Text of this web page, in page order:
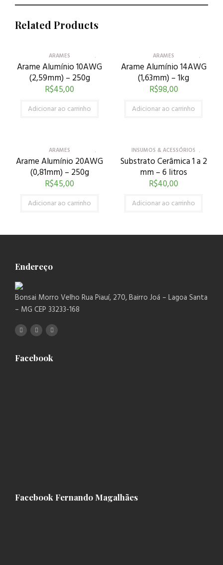
Related Products
ARAMES
Arame Alumínio 10AWG
(2,59mm) – 250g
R$45,00
Adicionar ao carrinho
ARAMES
Arame Alumínio 14AWG
(1,63mm) – 1kg
R$98,00
Adicionar ao carrinho
ARAMES
Arame Alumínio 20AWG
(0,81mm) – 250g
R$45,00
Adicionar ao carrinho
INSUMOS & ACESSÓRIOS
Substrato Cerâmica 1 a 2
mm – 6 litros
R$40,00
Adicionar ao carrinho
Endereço
Bonsai Morro Velho Rua Piauí, 270, Bairro Joá – Lagoa Santa
– MG CEP 33233-168
Facebook
Facebook Fernando Magalhães